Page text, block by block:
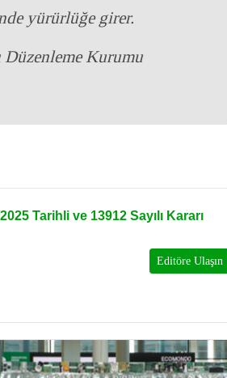
yürürlüğe girer.
Düzenleme Kurumu
Tarihli ve 13912 Sayılı Kararı
Editöre Ulaşın